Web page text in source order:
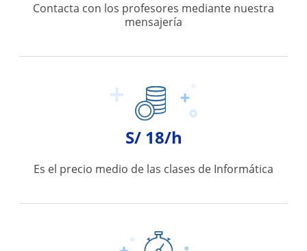
Contacta con los profesores mediante nuestra
mensajería
S/ 18/h
Es el precio medio de las clases de Informática